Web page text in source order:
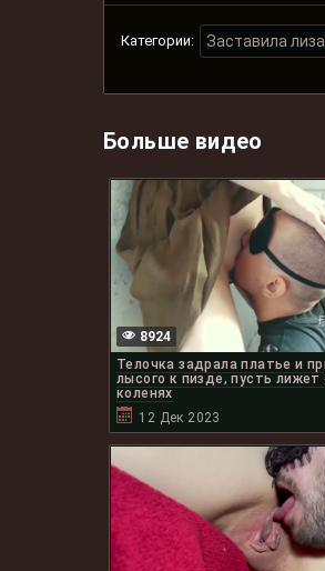
Категории: Заставила
Больше видео
8924
Телочка задрала платье и
лысого к пизде, пусть лижет
коленях
12 Дек 2023